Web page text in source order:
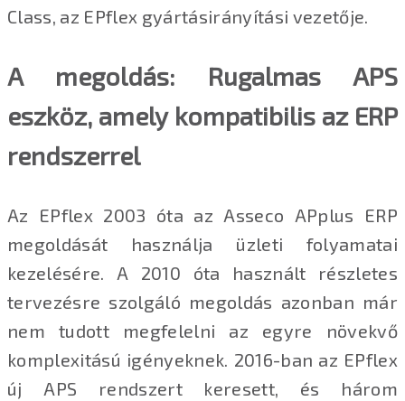
Class, az EPflex gyártásirányítási vezetője.
A megoldás: Rugalmas APS
eszköz, amely kompatibilis az ERP
rendszerrel
Az EPflex 2003 óta az Asseco APplus ERP
megoldását használja üzleti folyamatai
kezelésére. A 2010 óta használt részletes
tervezésre szolgáló megoldás azonban már
nem tudott megfelelni az egyre növekvő
komplexitású igényeknek. 2016-ban az EPflex
új APS rendszert keresett, és három